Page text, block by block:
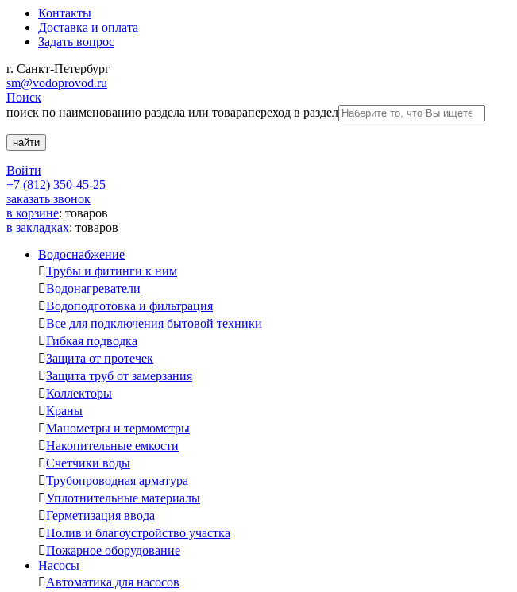
Контакты
Доставка и оплата
Задать вопрос
г. Санкт-Петербург
sm@vodoprovod.ru
Поиск
поиск по наименованию раздела или товарапереход в раздел
Войти
+7 (812) 350-45-25
заказать звонок
в корзине: товаров
в закладках: товаров
Водоснабжение
Трубы и фитинги к ним
Водонагреватели
Водоподготовка и фильтрация
Все для подключения бытовой техники
Гибкая подводка
Защита от протечек
Защита труб от замерзания
Коллекторы
Краны
Манометры и термометры
Накопительные емкости
Счетчики воды
Трубопроводная арматура
Уплотнительные материалы
Герметизация ввода
Полив и благоустройство участка
Пожарное оборудование
Насосы
Автоматика для насосов